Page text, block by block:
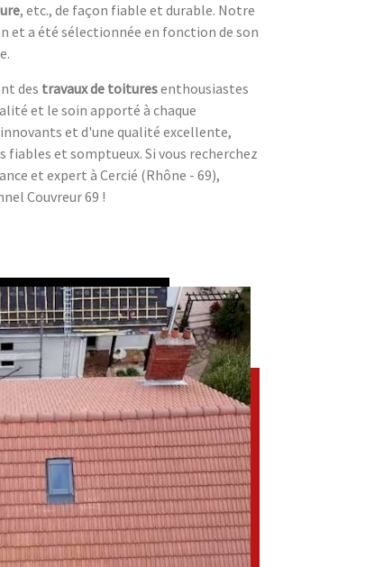
, etc., de façon fiable et durable. Notre
et a été sélectionnée en fonction de son
des travaux de toituresenthousiastes
et le soin apporté à chaque
et d'une qualité excellente,
et somptueux. Si vous recherchez
et expert à Cercié (Rhône - 69),
Couvreur 69 !